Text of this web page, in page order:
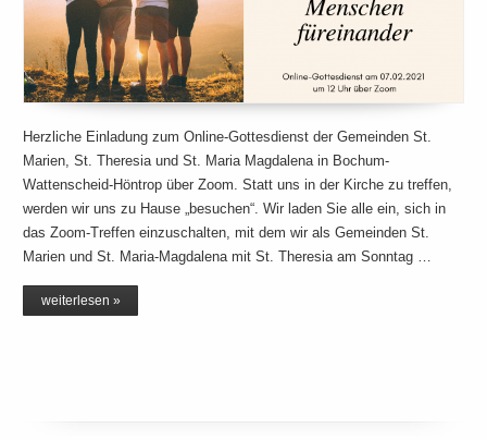
Herzliche Einladung zum Online-Gottesdienst der Gemeinden St.
Marien, St. Theresia und St. Maria Magdalena in Bochum-
Wattenscheid-Höntrop über Zoom. Statt uns in der Kirche zu treffen,
werden wir uns zu Hause „besuchen“. Wir laden Sie alle ein, sich in
das Zoom-Treffen einzuschalten, mit dem wir als Gemeinden St.
Marien und St. Maria-Magdalena mit St. Theresia am Sonntag …
weiterlesen »